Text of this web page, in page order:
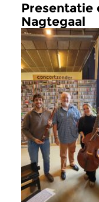
Presentatie
Nagtegaal